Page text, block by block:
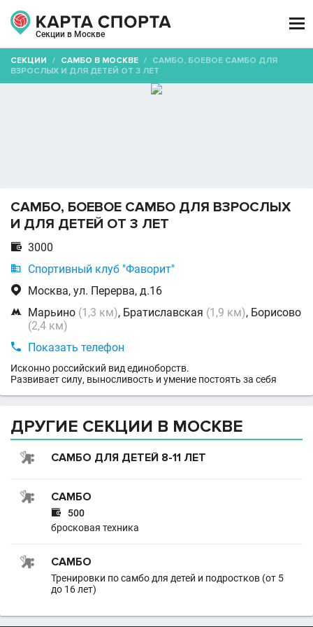
Секции в Москве

СЕКЦИИ / САМБО В МОСКВЕ / САМБО, БОЕВОЕ САМБО ДЛЯ
ВЗРОСЛЫХ И ДЛЯ ДЕТЕЙ ОТ 3 ЛЕТ
САМБО, БОЕВОЕ САМБО ДЛЯ ВЗРОСЛЫХ
И ДЛЯ ДЕТЕЙ ОТ 3 ЛЕТ
 3000
 Спортивный клуб "Фаворит"
 Москва, ул. Перерва, д.16
 Марьино (1,3 км), Братиславская (1,9 км), Борисово
(2,4 км)
 Показать телефон
Исконно российский вид единоборств.
Развивает силу, выносливость и умение постоять за себя
ДРУГИЕ СЕКЦИИ В МОСКВЕ
САМБО ДЛЯ ДЕТЕЙ 8-11 ЛЕТ
САМБО

500
бросковая техника
САМБО
Тренировки по самбо для детей и подростков (от 5
до 16 лет)